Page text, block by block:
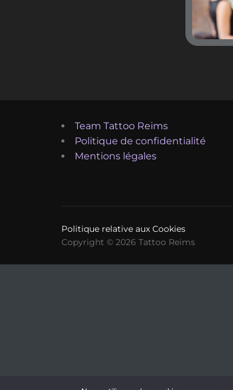
Team Tattoo Reims
Politique de confidentialité
Mentions légales
Politique relative aux Cookies
Copyright © 2026 Tattoo Reims